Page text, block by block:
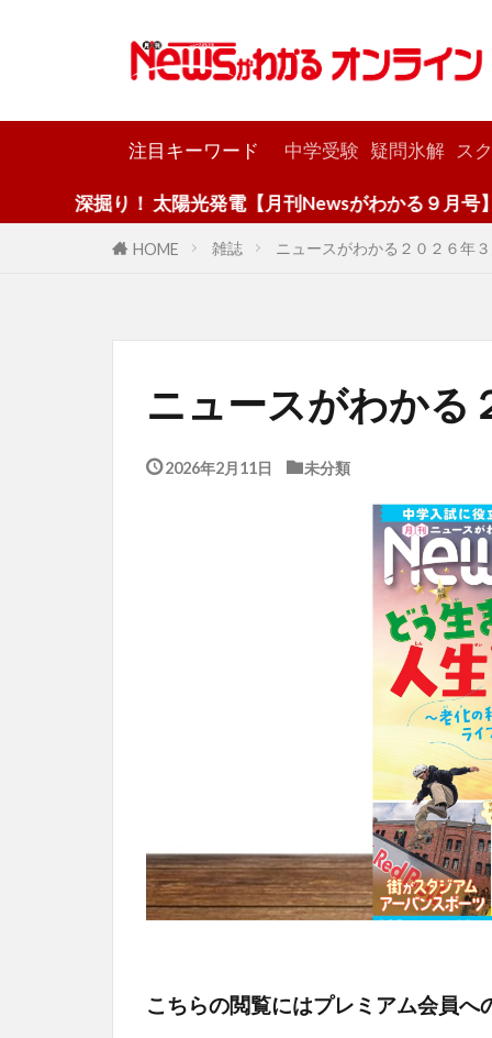
注目キーワード 中学受験 疑問氷解 ス
掘り！ 太陽光発電【月刊Newsがわかる９月号】
HOME 雑誌 ニュースがわかる２０２６年
ニュースがわかる
2026年2月11日 未分類
こちらの閲覧にはプレミアム会員へ